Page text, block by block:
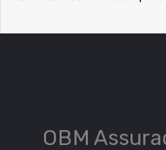
OBM